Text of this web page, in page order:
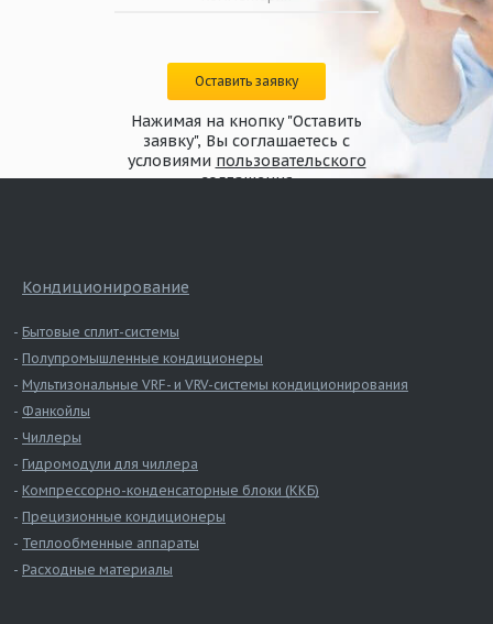
Оставить заявку
Нажимая на кнопку "Оставить
заявку", Вы соглашаетесь с
условиями пользовательского
соглашения
Кондиционирование
Бытовые сплит-системы
Полупромышленные кондиционеры
Мультизональные VRF- и VRV-системы кондиционирования
Фанкойлы
Чиллеры
Гидромодули для чиллера
Компрессорно-конденсаторные блоки (ККБ)
Прецизионные кондиционеры
Теплообменные аппараты
Расходные материалы